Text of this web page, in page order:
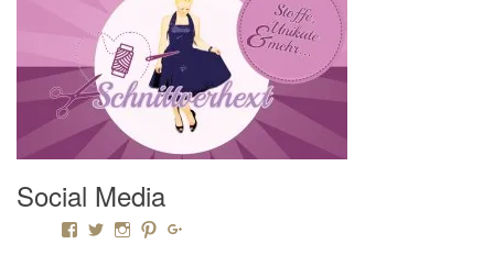
Social Media
Profil von Mamili1910 auf Facebook anzeigen
Profil von Mamili1910 auf Twitter anzeigen
Profil von Mamili1910 auf Instagram anzeigen
Profil von Mamili1910 auf Pinterest anzeigen